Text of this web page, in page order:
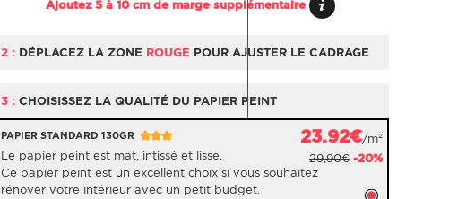
Ajoutez 5 à 10 cm de marge supplémentaire
2 : DÉPLACEZ LA ZONE ROUGE POUR AJUSTER LE CADRAGE
3 : CHOISISSEZ LA QUALITÉ DU PAPIER PEINT
PAPIER STANDARD 130GR 23.92€/m²
29,90€ -20%
Le papier peint est mat, intissé et lisse.
Ce papier peint est un excellent choix si vous souhaitez
rénover votre intérieur avec un petit budget.